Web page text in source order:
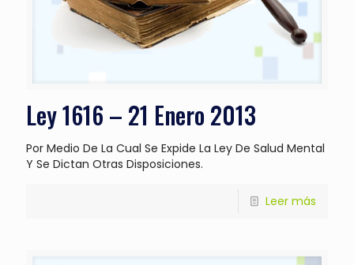
Ley 1616 – 21 Enero 2013
Por Medio De La Cual Se Expide La Ley De Salud Mental
Y Se Dictan Otras Disposiciones.
Leer más